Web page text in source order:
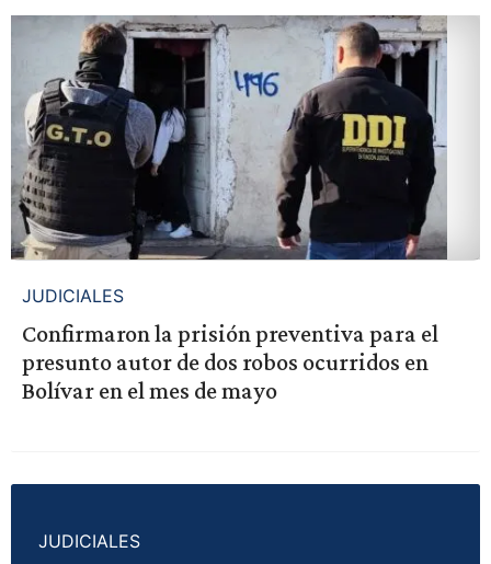
JUDICIALES
Confirmaron la prisión preventiva para el
presunto autor de dos robos ocurridos en
Bolívar en el mes de mayo
JUDICIALES